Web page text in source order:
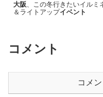
大阪、この冬行きたいイルミ
＆ライトアップイベント
コメント
コメ